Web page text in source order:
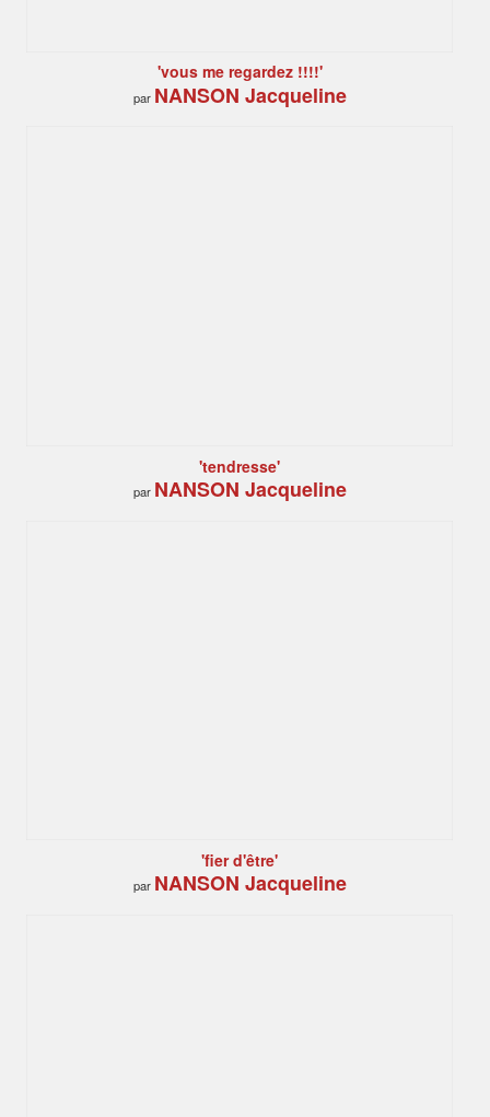
'vous me regardez !!!!'
par NANSON Jacqueline
'tendresse'
par NANSON Jacqueline
'fier d'être'
par NANSON Jacqueline